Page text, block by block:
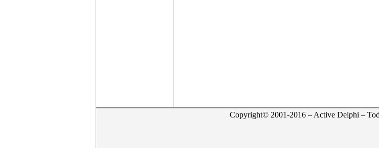
Copyright© 2001-2016 – Active Delphi –